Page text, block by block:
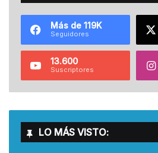
Más de 119K
Seguidores
13.600
Suscriptores
LO MÁS VISTO: